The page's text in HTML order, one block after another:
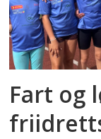
Fart og